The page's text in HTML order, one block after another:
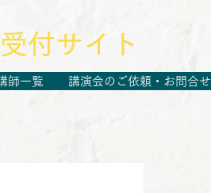
師一覧 講演会のご依頼・お問合せ
付サイト